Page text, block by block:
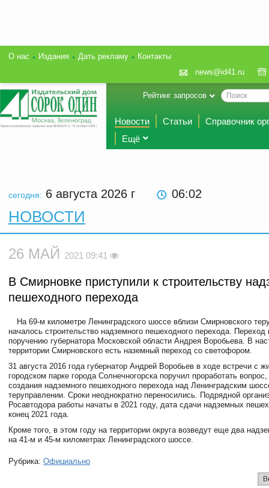
О нас Издания Дать рекламу
Контакты
news@id41.ru
Рейтинг запросов
Новости Статьи
Справочник
Ещё
сегодня: 6 августа 2026 г 06:02
НОВОСТИ
26 МАЙ 2021 09:41
В Смирновке приступили к строительству
пешеходного перехода
На 69-м километре Ленинградского шоссе вблизи Смирновского
началось строительство надземного пешеходного перехода. Переход
поручению губернатора Московской области Андрея Воробьева. В
территории Смирновского есть наземный переход со светофором.
31 августа 2016 года губернатор Андрей Воробьев в ходе встречи с
городском парке города Солнечногорска поручил проработать
создания надземного пешеходного перехода над Ленинградским
теруправлении. Сроки неоднократно переносились. Подрядной
Росавтодора работы начаты в 2021 году, дата сдачи надземных
конец 2021 года.
Кроме того, в этом году на территории округа возведут еще два
на 41-м и 45-м километрах Ленинградского шоссе.
Рубрика: Официально